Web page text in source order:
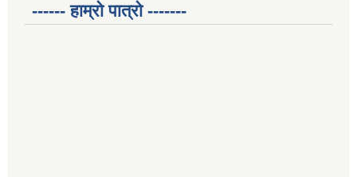
------ हाम्रो पात्रो -------